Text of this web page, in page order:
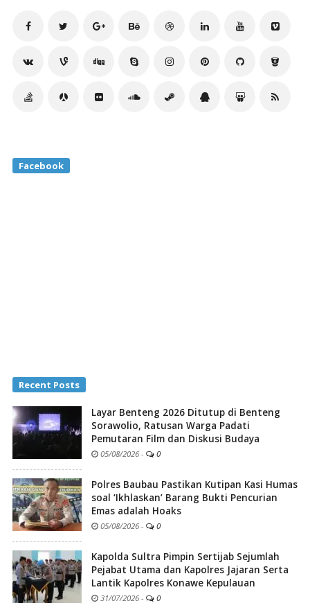
Facebook
Recent Posts
Layar Benteng 2026 Ditutup di Benteng
Sorawolio, Ratusan Warga Padati
Pemutaran Film dan Diskusi Budaya
05/08/2026 - 0
Polres Baubau Pastikan Kutipan Kasi Humas
soal ‘Ikhlaskan’ Barang Bukti Pencurian
Emas adalah Hoaks
05/08/2026 - 0
Kapolda Sultra Pimpin Sertijab Sejumlah
Pejabat Utama dan Kapolres Jajaran Serta
Lantik Kapolres Konawe Kepulauan
31/07/2026 - 0